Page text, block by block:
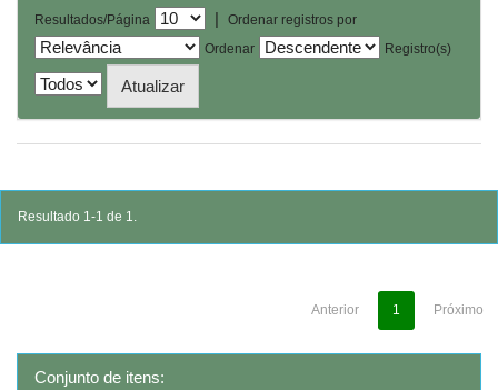
Resultados/Página |
Ordenar registros por
Ordenar
Registro(s)
Resultado 1-1 de 1.
Anterior 1 Próximo
Conjunto de itens: